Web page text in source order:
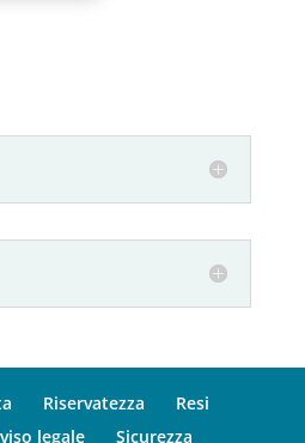
Riservatezza
Resi
legale Sicurezza